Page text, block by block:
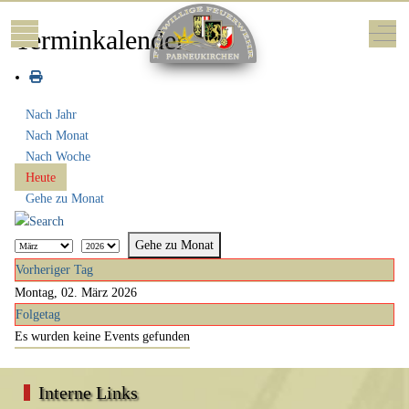
Mobile Menu Toggle Off-
Terminkalender
Nach Jahr
Nach Monat
Nach Woche
Heute
Gehe zu Monat
Gehe zu Monat
Vorheriger Tag
Montag, 02. März 2026
Folgetag
Es wurden keine Events gefunden
Interne Links